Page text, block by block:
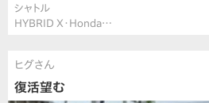
シャトル
HYBRID X・Honda…
ヒグさん
復活望む